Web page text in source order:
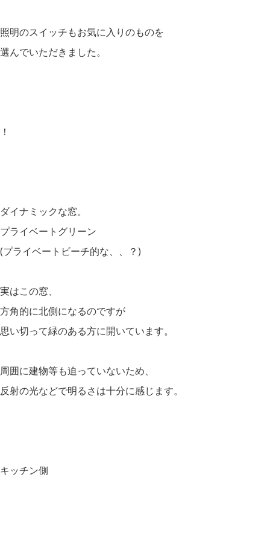
照明のスイッチもお気に入りのものを
選んでいただきました。
！
ダイナミックな窓。
プライベートグリーン
(プライベートビーチ的な、、？)
実はこの窓、
方角的に北側になるのですが
思い切って緑のある方に開いています。
周囲に建物等も迫っていないため、
反射の光などで明るさは十分に感じます。
キッチン側